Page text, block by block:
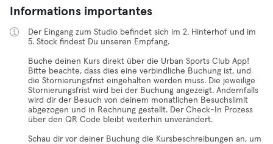
Informations importantes
Der Eingang zum Studio befindet sich im 2. Hinterhof und im
5. Stock findest Du unseren Empfang.
Buche deinen Kurs direkt über die Urban Sports Club App!
Bitte beachte, dass dies eine verbindliche Buchung ist, und
die Stornierungsfrist eingehalten werden muss. Die jeweilige
Stornierungsfrist wird bei der Buchung angezeigt. Andernfalls
wird dir der Besuch von deinem monatlichen Besuchslimit
abgezogen und in Rechnung gestellt. Der Check-In Prozess
über den QR Code bleibt weiterhin unverändert.
Schau dir vor deiner Buchung die Kursbeschreibungen an, um